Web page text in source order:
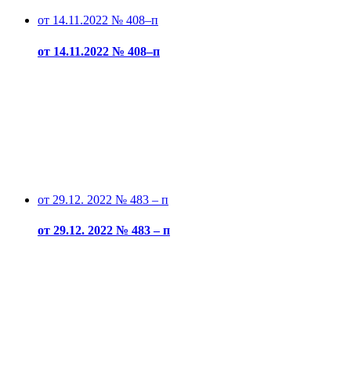
от 14.11.2022 № 408–п
от 14.11.2022 № 408–п
от 29.12. 2022 № 483 – п
от 29.12. 2022 № 483 – п